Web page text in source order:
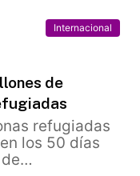
Internacional
de
refugiadas
los 50 días